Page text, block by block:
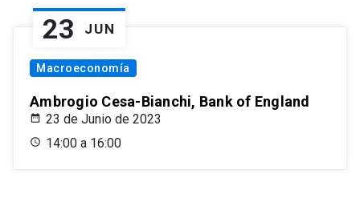
23 JUN
Macroeconomía
Ambrogio Cesa-Bianchi, Bank of England
23 de Junio de 2023
14:00 a 16:00